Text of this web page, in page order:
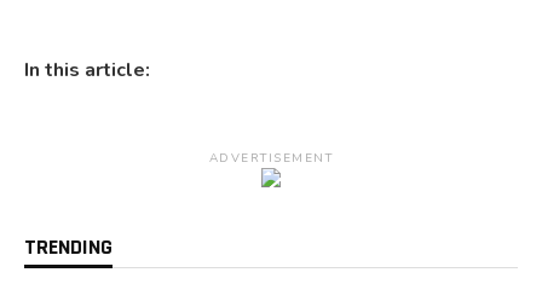
In this article:
ADVERTISEMENT
TRENDING